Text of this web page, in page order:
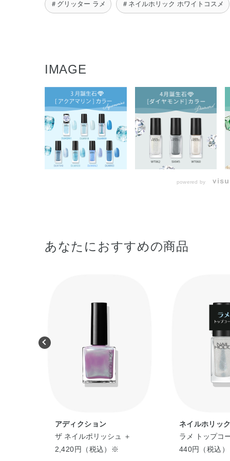
＃グリッター ラメ ＃ネイルホリック ホワイトコスメ
IMAGE
powered by
あなたにおすすめの商品
アディクション
ザ ネイルポリッシュ ＋
2,420円（税込）※
ネイルホリッ
ラメ トップコ
440円（税込